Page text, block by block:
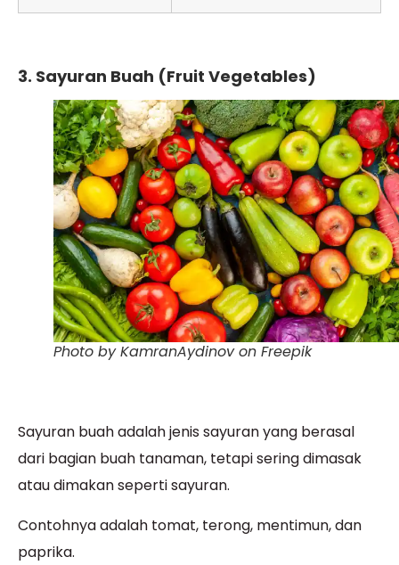
3. Sayuran Buah (Fruit Vegetables)
Photo by KamranAydinov on Freepik
Sayuran buah adalah jenis sayuran yang berasal
dari bagian buah tanaman, tetapi sering dimasak
atau dimakan seperti sayuran.
Contohnya adalah tomat, terong, mentimun, dan
paprika.